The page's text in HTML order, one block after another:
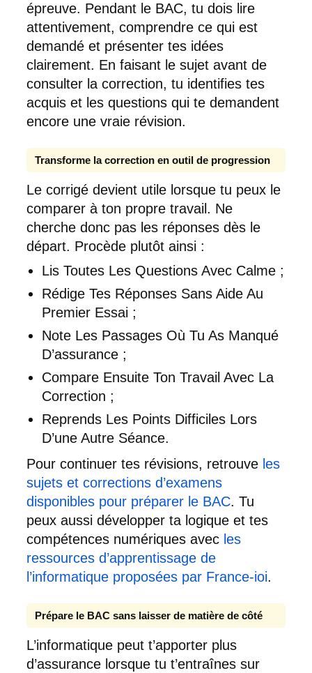
épreuve. Pendant le BAC, tu dois lire
attentivement, comprendre ce qui est
demandé et présenter tes idées
clairement. En faisant le sujet avant de
consulter la correction, tu identifies tes
acquis et les questions qui te demandent
encore une vraie révision.
Transforme la correction en outil de progression
Le corrigé devient utile lorsque tu peux le
comparer à ton propre travail. Ne
cherche donc pas les réponses dès le
départ. Procède plutôt ainsi :
Lis Toutes Les Questions Avec Calme ;
Rédige Tes Réponses Sans Aide Au
Premier Essai ;
Note Les Passages Où Tu As Manqué
D’assurance ;
Compare Ensuite Ton Travail Avec La
Correction ;
Reprends Les Points Difficiles Lors
D’une Autre Séance.
Pour continuer tes révisions, retrouve les
sujets et corrections d’examens
disponibles pour préparer le BAC. Tu
peux aussi développer ta logique et tes
compétences numériques avec les
ressources d’apprentissage de
l’informatique proposées par France-ioi.
Prépare le BAC sans laisser de matière de côté
L’informatique peut t’apporter plus
d’assurance lorsque tu t’entraînes sur